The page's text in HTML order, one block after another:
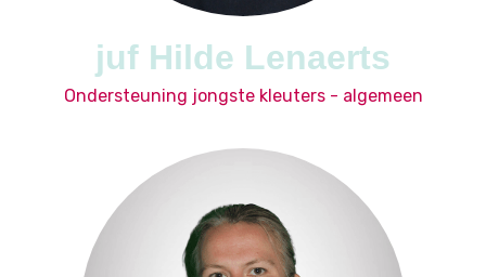
juf Hilde Lenaerts
Ondersteuning jongste kleuters - algemeen